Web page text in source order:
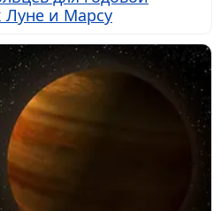
Луне и Марсу